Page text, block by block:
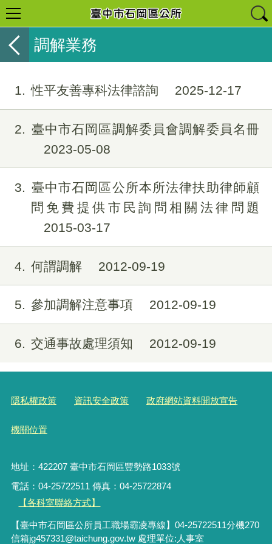
調解業務
1 性平友善專科法律諮詢 2025-12-17
2
臺中市石岡區調解委員會調解委員名冊
2023-05-08
3
臺中市石岡區公所本所法律扶助律師顧
問免費提供市民詢問相關法律問題
2015-03-17
4 何謂調解 2012-09-19
5 參加調解注意事項 2012-09-19
6 交通事故處理須知 2012-09-19
隱私權政策 資訊安全政策 政府網站資料開放宣告
機關位置
地址：422207 臺中市石岡區豐勢路1033號
電話：04-25722511 傳真：04-25722874
【各科室聯絡方式】
【臺中市石岡區公所員工職場霸凌專線】04-25722511分機270
信箱jg457331@taichung.gov.tw 處理單位:人事室